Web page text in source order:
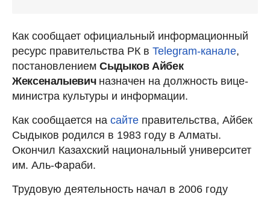
Как сообщает официальный информационный
ресурс правительства РК в Telegram-канале,
постановлением Сыдыков Айбек
Жексеналыевичназначен на должность вице-
министра культуры и информации.
Как сообщается на сайте правительства, Айбек
Сыдыков родился в 1983 году в Алматы.
Окончил Казахский национальный университет
им. Аль-Фараби.
Трудовую деятельность начал в 2006 году